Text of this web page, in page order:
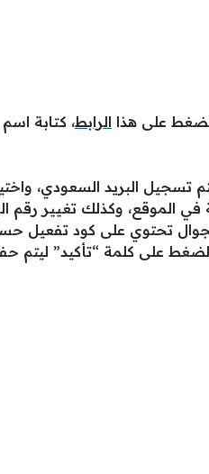
على هذا الرابط، كتابة
البريد السعودي،
الموقع، وكذلك تغيير رقم
تحتوي على كود تفعيل
على كلمة “تأكيد” ليتم